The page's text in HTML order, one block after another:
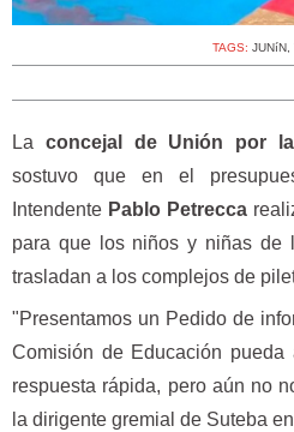
TAGS: JUNíN,
La concejal de Unión por
sostuvo que en el
Intendente Pablo Petrecca
para que los niños y niñas de
trasladan a los complejos de
"Presentamos un Pedido de
Comisión de Educación
respuesta rápida, pero aún no
la dirigente gremial de Suteba